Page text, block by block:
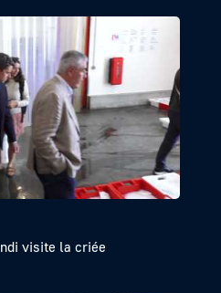
visite la criée